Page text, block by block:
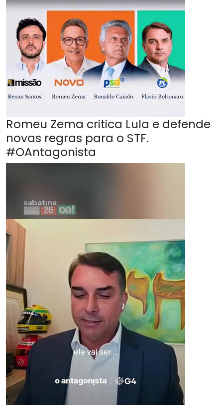
Romeu Zema critica Lula e defende
novas regras para o STF.
#OAntagonista